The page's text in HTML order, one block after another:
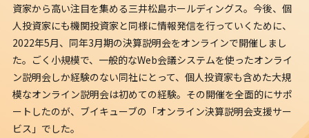
資家から高い注目を集める三井松島ホールディングス。今後、個
人投資家にも機関投資家と同様に情報発信を行っていくために、
2022年5月、同年3月期の決算説明会をオンラインで開催しまし
た。ごく小規模で、一般的なWeb会議システムを使ったオンライ
ン説明会しか経験のない同社にとって、個人投資家も含めた大規
模なオンライン説明会は初めての経験。その開催を全面的にサポ
ートしたのが、ブイキューブの「オンライン決算説明会支援サー
ビス」でした。